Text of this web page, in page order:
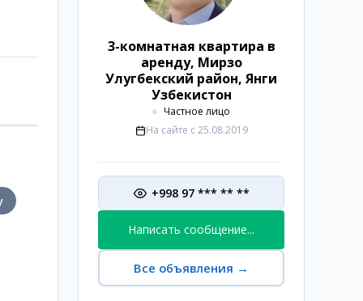
3-комнатная квартира в
аренду, Мирзо
Улугбекский район, Янги
Узбекистон
Частное лицо
На сайте с 25.08.2019
+998 97 *** ** **
Написать сообщение...
Все объявления →